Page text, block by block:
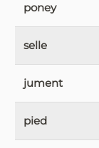
poney
selle
jument
pied